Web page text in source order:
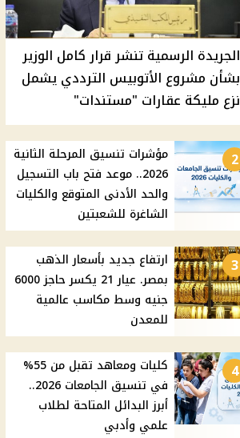
الجريدة الرسمية تنشر قرار كامل الوزير
بشأن مشروع الأتوبيس الترددي يشمل
نزع مليكة عقارات "مستندات"
2
مؤشرات تنسيق المرحلة الثانية
2026.. موعد فتح باب التسجيل
والحد الأدنى المتوقع والكليات
الشاغرة للشعبتين
3
ارتفاع جديد بأسعار الذهب
بمصر. عيار 21 يكسر حاجز 6000
جنيه وسط مكاسب عالمية
للمعدن
4
كليات ومعاهد تقبل من 55%
في تنسيق الجامعات 2026..
أبرز البدائل المتاحة لطلاب
علمي وأدبي